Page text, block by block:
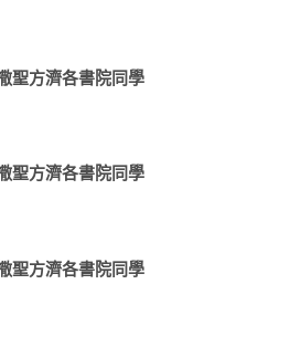
聖方濟各書院同學
聖方濟各書院同學
聖方濟各書院同學